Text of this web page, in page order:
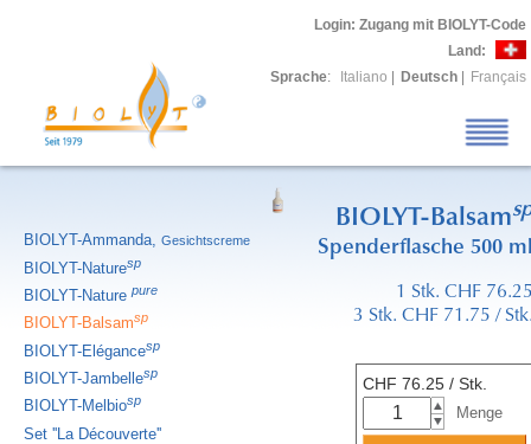
Login: Zugang mit BIOLYT-Code
Land:
Sprache: Italiano Deutsch Français
BIOLYT-Ammanda, Gesichtscreme
BIOLYT-Naturesp
BIOLYT-Naturepure
BIOLYT-Balsamsp
BIOLYT-Elégancesp
BIOLYT-Jambellesp
BIOLYT-Melbiosp
Set ''La Découverte''
BIOLYT-Balsam
Spenderflasche 500
1 Stk. CHF
3 Stk. CHF 71.75 /
CHF 76.25 / Stk.
Menge